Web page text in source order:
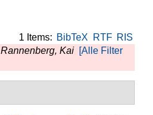
1 Items: BibTeX RTF RIS
Rannenberg, Kai [Alle Filter